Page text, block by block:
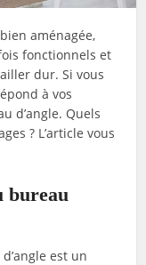
aménagée,
fonctionnels et
dur. Si vous
à vos
d’angle. Quels
? L’article vous
bureau
est un